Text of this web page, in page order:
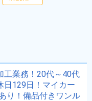
工業務！20代～40代
129日！マイカー
り！備品付きワンル